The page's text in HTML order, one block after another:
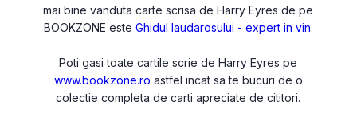
mai bine vanduta carte scrisa de Harry Eyres de pe
BOOKZONE este Ghidul laudarosului - expert in vin.
Poti gasi toate cartile scrie de Harry Eyres pe
www.bookzone.ro astfel incat sa te bucuri de o
colectie completa de carti apreciate de cititori.